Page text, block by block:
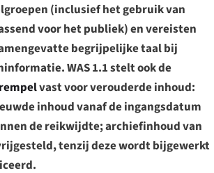
(inclusief het gebruik van
voor het publiek) en vereisten
begrijpelijke taal bij
WAS 1.1 stelt ook de
vast voor verouderde inhoud:
inhoud vanaf de ingangsdatum
de reikwijdte; archiefinhoud van
tenzij deze wordt bijgewerkt